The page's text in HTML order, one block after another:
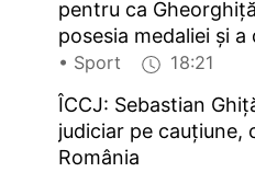
pentru ca
posesia medaliei și
• Sport 18:21
ÎCCJ: Sebastian
judiciar pe cauțiune,
România